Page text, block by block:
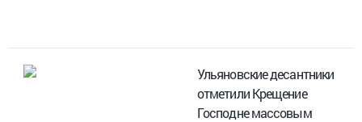
Ульяновские десантники
отметили Крещение
Господне массовым